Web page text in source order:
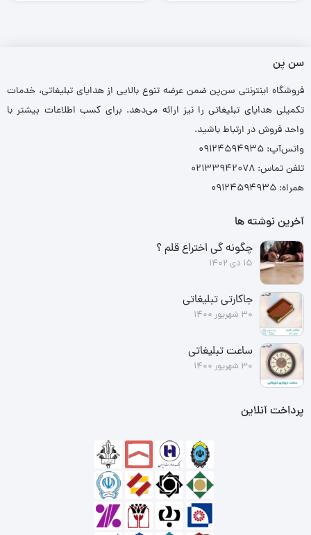
سن پن
فروشگاه اینترنتی سن‌پن ضمن عرضه تنوع بالایی از هدایای تبلیغاتی، خدمات
تکمیلی هدایای تبلیغاتی را نیز ارائه می‌دهد. برای کسب اطلاعات بیشتر با
واحد فروش در ارتباط باشید.
واتس‌آپ: ۰۹۱۲۴۵۹۴۹۳۵
تلفن تماس: ۰۲۱۳۳۹۴۲۰۷۸
همراه: ۰۹۱۲۴۵۹۴۹۳۵
آخرین نوشته ها
چگونه گی اختراع قلم ؟
15 دی 1402
جاکارتی تبلیغاتی
30 شهریور 1400
ساعت تبلیغاتی
30 شهریور 1400
پرداخت آنلاین